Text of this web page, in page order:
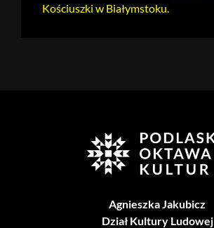
Kościuszki w Białymstoku.
Agnieszka Jakubicz
Dział Kultury Ludowej